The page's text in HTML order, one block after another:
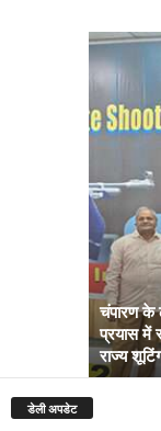
चंपारण के
प्रयास में
राज्य
डेली अपडेट